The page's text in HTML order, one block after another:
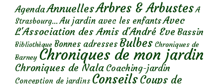
AgendaAnnuellesArbres & Arbustes A
Strasbourg... Au jardin avec les enfantsAvec
L'Association des Amis d'André Eve Bassin
Bibliothèque Bonnes adresses Bulbes Chroniques de
Barney Chroniques de mon jardin
Chroniques de Nala Coaching-jardin
Conception de jardins ConseilsCoups de